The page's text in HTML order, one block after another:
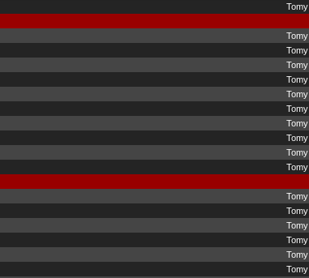
Tomy
Tomy
Tomy
Tomy
Tomy
Tomy
Tomy
Tomy
Tomy
Tomy
Tomy
Tomy
Tomy
Tomy
Tomy
Tomy
Tomy